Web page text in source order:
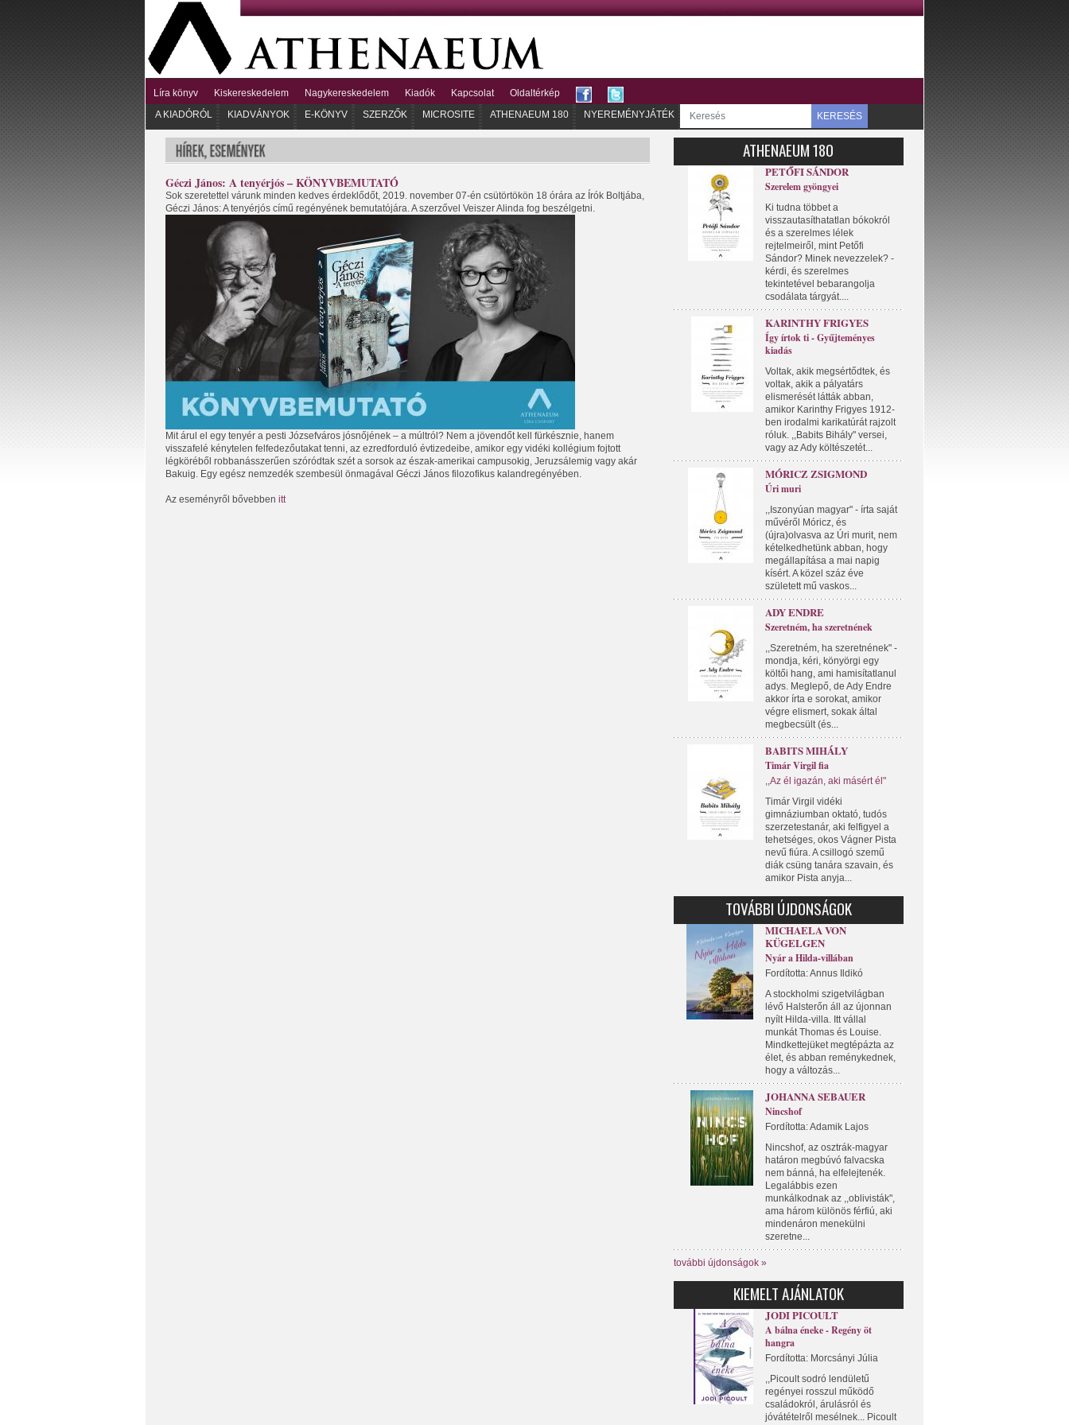
Líra könyv Kiskereskedelem Nagykereskedelem Kiadók Kapcsolat
Oldaltérkép
A KIADÓRÓL
KIADVÁNYOK E-KÖNYV SZERZŐK MICROSITE ATHENAEUM 180 NYEREMÉNYJÁTÉK KERESÉS
Géczi János: A tenyérjós – KÖNYVBEMUTATÓ
Sok szeretettel várunk minden kedves érdeklődőt, 2019. november 07-én csütörtökön 18 órára az Írók Boltjába,
Géczi János: A tenyérjós című regényének bemutatójára. A szerzővel Veiszer Alinda fog beszélgetni.
Mit árul el egy tenyér a pesti Józsefváros jósnőjének – a múltról? Nem a jövendőt kell fürkésznie, hanem
visszafelé kénytelen felfedezőutakat tenni, az ezredforduló évtizedeibe, amikor egy vidéki kollégium fojtott
légköréből robbanásszerűen szóródtak szét a sorsok az észak-amerikai campusokig, Jeruzsálemig vagy akár
Bakuig. Egy egész nemzedék szembesül önmagával Géczi János filozofikus kalandregényében.
Az eseményről bővebben itt
ATHENAEUM 180
PETŐFI SÁNDOR
Szerelem gyöngyei
Ki tudna többet a
visszautasíthatatlan bókokról
és a szerelmes lélek
rejtelmeiről, mint Petőfi
Sándor? Minek nevezzelek? -
kérdi, és szerelmes
tekintetével bebarangolja
csodálata tárgyát....
KARINTHY FRIGYES
Így írtok ti - Gyűjteményes
kiadás
Voltak, akik megsértődtek, és
voltak, akik a pályatárs
elismerését látták abban,
amikor Karinthy Frigyes 1912-
ben irodalmi karikatúrát rajzolt
róluk. ,,Babits Bihály" versei,
vagy az Ady költészetét...
MÓRICZ ZSIGMOND
Úri muri
,,Iszonyúan magyar" - írta saját
művéről Móricz, és
(újra)olvasva az Úri murit, nem
kételkedhetünk abban, hogy
megállapítása a mai napig
kísért. A közel száz éve
született mű vaskos...
ADY ENDRE
Szeretném, ha szeretnének
,,Szeretném, ha szeretnének" -
mondja, kéri, könyörgi egy
költői hang, ami hamisítatlanul
adys. Meglepő, de Ady Endre
akkor írta e sorokat, amikor
végre elismert, sokak által
megbecsült (és...
BABITS MIHÁLY
Timár Virgil fia
,,Az él igazán, aki másért él"
Timár Virgil vidéki
gimnáziumban oktató, tudós
szerzetestanár, aki felfigyel a
tehetséges, okos Vágner Pista
nevű fiúra. A csillogó szemű
diák csüng tanára szavain, és
amikor Pista anyja...
TOVÁBBI ÚJDONSÁGOK
MICHAELA VON
KÜGELGEN
Nyár a Hilda-villában
Fordította: Annus Ildikó
A stockholmi szigetvilágban
lévő Halsterőn áll az újonnan
nyílt Hilda-villa. Itt vállal
munkát Thomas és Louise.
Mindkettejüket megtépázta az
élet, és abban reménykednek,
hogy a változás...
JOHANNA SEBAUER
Nincshof
Fordította: Adamik Lajos
Nincshof, az osztrák-magyar
határon megbúvó falvacska
nem bánná, ha elfelejtenék.
Legalábbis ezen
munkálkodnak az ,,oblivisták",
ama három különös férfiú, aki
mindenáron menekülni
szeretne...
további újdonságok »
KIEMELT AJÁNLATOK
JODI PICOULT
A bálna éneke - Regény öt
hangra
Fordította: Morcsányi Júlia
,,Picoult sodró lendületű
regényei rosszul működő
családokról, árulásról és
jóvátételről mesélnek... Picoult